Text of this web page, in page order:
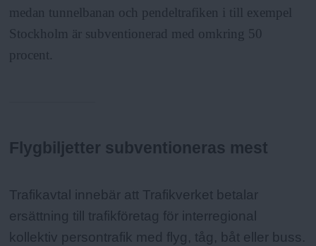
medan tunnelbanan och pendeltrafiken i till exempel
Stockholm är subventionerad med omkring 50
procent.
Fakta:
Flygbiljetter subventioneras mest
Trafikavtal innebär att Trafikverket betalar
ersättning till trafikföretag för interregional
kollektiv persontrafik med flyg, tåg, båt eller buss.